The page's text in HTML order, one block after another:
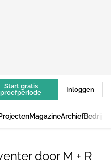
Start gratis
proefperiode
Inloggen
MagazineArchief
door M + R